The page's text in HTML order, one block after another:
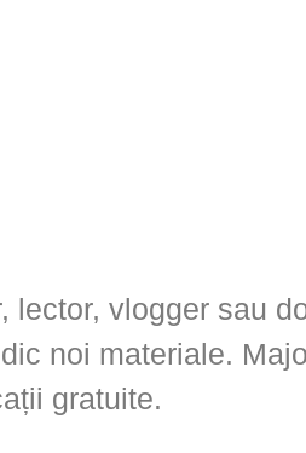
lector, vlogger sau
noi materiale.
gratuite.